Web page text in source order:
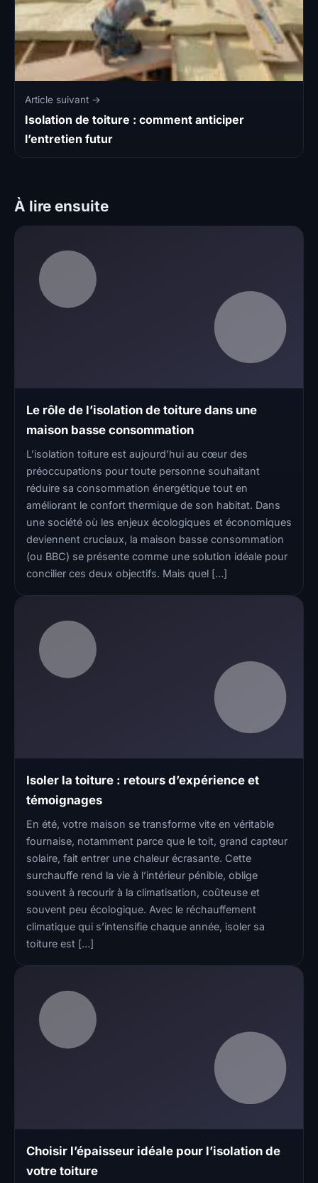
Article suivant →
Isolation de toiture : comment anticiper
l’entretien futur
À lire ensuite
Le rôle de l’isolation de toiture dans une
maison basse consommation
L’isolation toiture est aujourd’hui au cœur des
préoccupations pour toute personne souhaitant
réduire sa consommation énergétique tout en
améliorant le confort thermique de son habitat. Dans
une société où les enjeux écologiques et économiques
deviennent cruciaux, la maison basse consommation
(ou BBC) se présente comme une solution idéale pour
concilier ces deux objectifs. Mais quel […]
Isoler la toiture : retours d’expérience et
témoignages
En été, votre maison se transforme vite en véritable
fournaise, notamment parce que le toit, grand capteur
solaire, fait entrer une chaleur écrasante. Cette
surchauffe rend la vie à l’intérieur pénible, oblige
souvent à recourir à la climatisation, coûteuse et
souvent peu écologique. Avec le réchauffement
climatique qui s’intensifie chaque année, isoler sa
toiture est […]
Choisir l’épaisseur idéale pour l’isolation de
votre toiture